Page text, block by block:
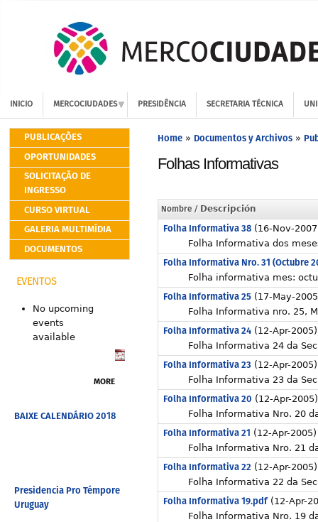
INICIO MERCOCIUDADES PRESIDÊNCIA SECRETARIA TÉCNICA
PUBLICAÇÕES
OPORTUNIDADES
SOLICITAÇÃO DE
INGRESSO
CURSO VIRTUAL
GALERIA MULTIMÍDIA
DOCUMENTOS
EVENTOS
No upcoming
events
available
MORE
BAIXE CALENDÁRIO 2018
Presidencia Pro Témpore
Uruguay
Home » Documentos y Archivos »
Folhas Informativas
Nombre / Descripción
Folha Informativa 38(16-Nov-
Folha Informativa dos
Folha Informativa Nro. 31 (Octubre
Folha informativa mes:
Folha Informativa 25(17-May-
Folha Informativa nro. 25,
Folha Informativa 24(12-Apr-2005)
Folha Informativa 24 da
Folha Informativa 23(12-Apr-2005)
Folha Informativa 23 da
Folha Informativa 20 (12-Apr-2005)
Folha Informativa Nro. 20
Folha Informativa 21 (12-Apr-2005)
Folha Informativa Nro. 21
Folha Informativa 22 (12-Apr-2005)
Folha Informativa 22 da
Folha Informativa 19.pdf(12-Apr-
Folha Informativa Nro. 19